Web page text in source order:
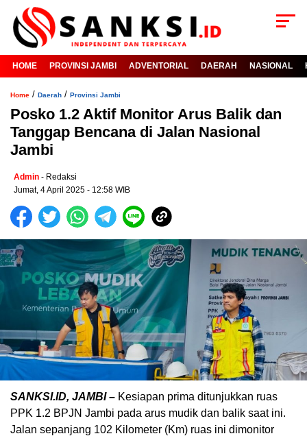
HOME PROVINSI JAMBI ADVENTORIAL DAERAH NASIONAL
Home / Daerah / Provinsi Jambi
Posko 1.2 Aktif Monitor Arus Balik dan
Tanggap Bencana di Jalan Nasional
Jambi
Admin - Redaksi
Jumat, 4 April 2025 - 12:58 WIB
SANKSI.ID, JAMBI – Kesiapan prima ditunjukkan ruas
PPK 1.2 BPJN Jambi pada arus mudik dan balik saat ini.
Jalan sepanjang 102 Kilometer (Km) ruas ini dimonitor